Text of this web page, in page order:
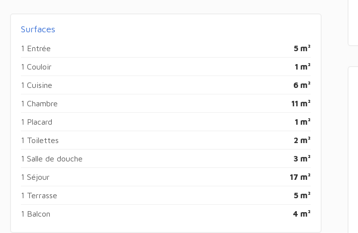
Surfaces
1 Entrée 5 m²
1 Couloir 1 m²
1 Cuisine 6 m²
1 Chambre 11 m²
1 Placard 1 m²
1 Toilettes 2 m²
1 Salle de douche 3 m²
1 Séjour 17 m²
1 Terrasse 5 m²
1 Balcon 4 m²